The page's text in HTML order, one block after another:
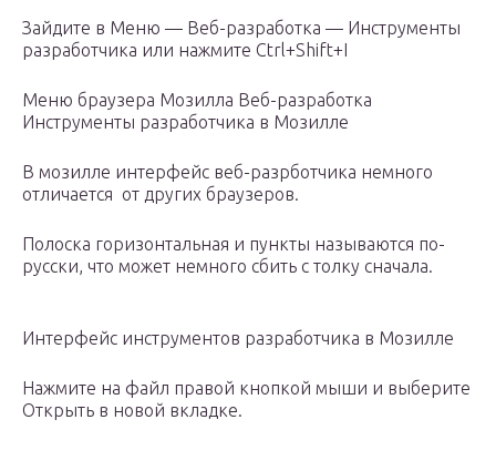
Зайдите в Меню — Веб-разработка — Инструменты
разработчика или нажмите Ctrl+Shift+I
Меню браузера Мозилла Веб-разработка
Инструменты разработчика в Мозилле
В мозилле интерфейс веб-разрботчика немного
отличается от других браузеров.
Полоска горизонтальная и пункты называются по-
русски, что может немного сбить с толку сначала.
Интерфейс инструментов разработчика в Мозилле
Нажмите на файл правой кнопкой мыши и выберите
Открыть в новой вкладке.